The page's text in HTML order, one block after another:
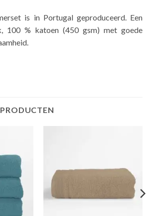
is in Portugal geproduceerd. Een
100 % katoen (450 gsm) met goede